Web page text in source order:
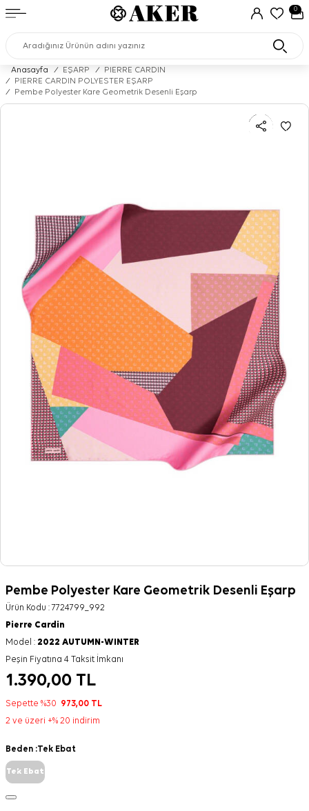
0
Anasayfa / EŞARP /
PIERRE CARDIN
/
PIERRE CARDIN POLYESTER EŞARP
/
Pembe Polyester Kare Geometrik Desenli Eşarp
Pembe Polyester Kare Geometrik Desenli Eşarp
Ürün Kodu :7724799_992
Pierre Cardin
Model : 2022 AUTUMN-WINTER
Peşin Fiyatına 4 Taksit İmkanı
1.390,00 TL
Sepette %30 973,00 TL
2 ve üzeri +% 20 indirim
Beden :Tek Ebat
Tek Ebat